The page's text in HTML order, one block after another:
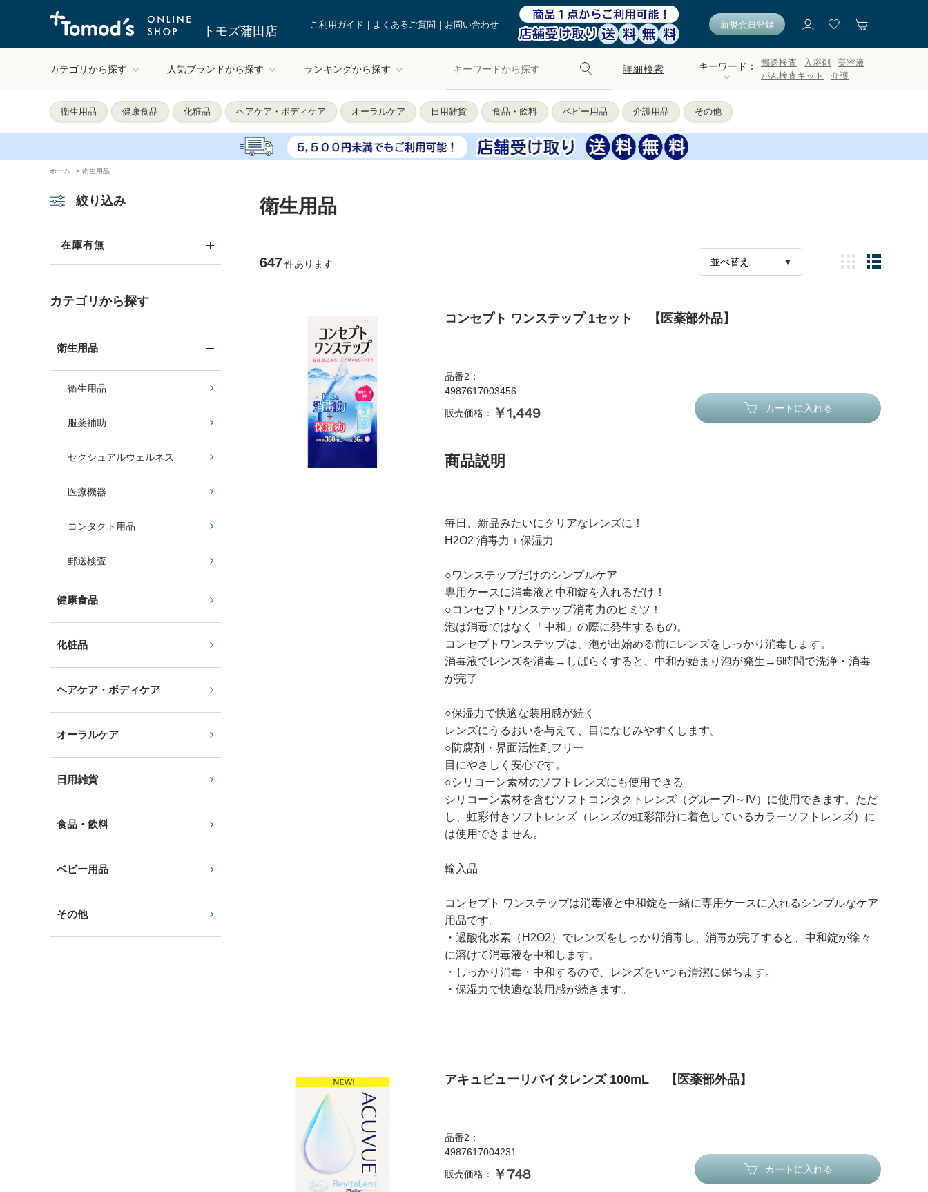
トモズ蒲田店 ご利用ガイド よくあるご質問 お問い合わせ 新規会員登録
カテゴリから探す 人気ブランドから探す ランキングから探す 詳細検索 キーワード： 郵送検査 入浴剤
美容液
がん検査キット
介護
衛生用品 健康食品 化粧品 ヘアケア・ボディケア オーラルケア 日用雑貨 食品・飲料 ベビー用品 介護用品 その他
ホーム > 衛生用品
絞り込み
在庫有無
カテゴリから探す
衛生用品
衛生用品
服薬補助
セクシュアルウェルネス
医療機器
コンタクト用品
郵送検査
健康食品
化粧品
ヘアケア・ボディケア
オーラルケア
日用雑貨
食品・飲料
ベビー用品
その他
衛生用品
647件あります
コンセプト ワンステップ 1セット 【医薬部外品】
品番2：
4987617003456
販売価格：
￥1,449 カートに入れる
商品説明
毎日、新品みたいにクリアなレンズに！
H2O2 消毒力＋保湿力
○ワンステップだけのシンプルケア
専用ケースに消毒液と中和錠を入れるだけ！
○コンセプトワンステップ消毒力のヒミツ！
泡は消毒ではなく「中和」の際に発生するもの。
コンセプトワンステップは、泡が出始める前にレンズをしっかり消毒します。
消毒液でレンズを消毒→しばらくすると、中和が始まり泡が発生→6時間で洗浄・消毒
が完了
○保湿力で快適な装用感が続く
レンズにうるおいを与えて、目になじみやすくします。
○防腐剤・界面活性剤フリー
目にやさしく安心です。
○シリコーン素材のソフトレンズにも使用できる
シリコーン素材を含むソフトコンタクトレンズ（グループI～IV）に使用できます。ただ
し、虹彩付きソフトレンズ（レンズの虹彩部分に着色しているカラーソフトレンズ）に
は使用できません。
輸入品
コンセプト ワンステップは消毒液と中和錠を一緒に専用ケースに入れるシンプルなケア
用品です。
・過酸化水素（H2O2）でレンズをしっかり消毒し、消毒が完了すると、中和錠が徐々
に溶けて消毒液を中和します。
・しっかり消毒・中和するので、レンズをいつも清潔に保ちます。
・保湿力で快適な装用感が続きます。
アキュビューリバイタレンズ 100mL 【医薬部外品】
品番2：
4987617004231
販売価格：
￥748 カートに入れる